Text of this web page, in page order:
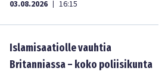
03.08.2026 | 16:15
Islamisaatiolle vauhtia
Britanniassa – koko poliisikunta